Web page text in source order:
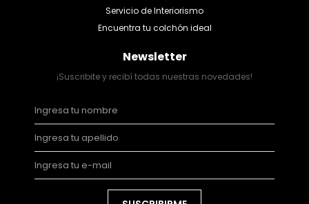
Servicio de Interiorismo
Encuentra tu colchón ideal
Newsletter
¡Suscribite y recibí todas nuestras novedades!